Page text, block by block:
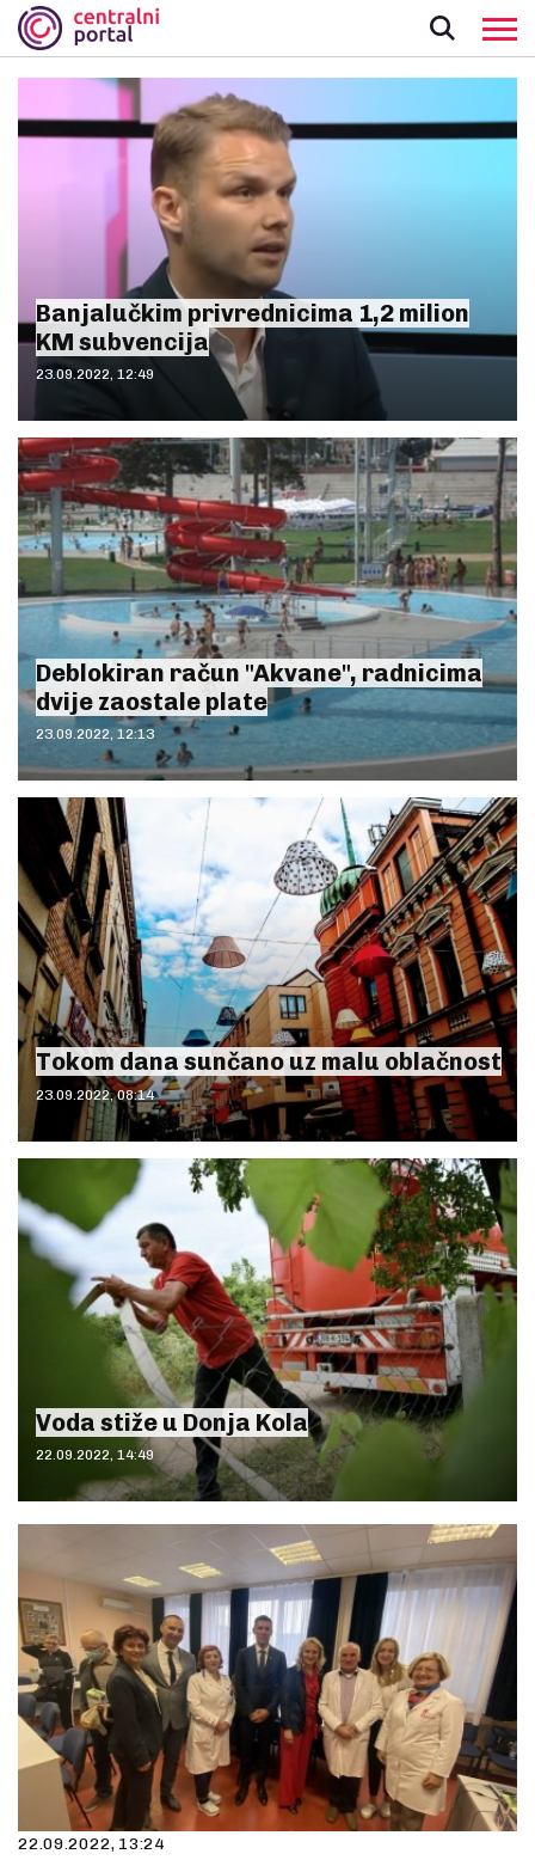
Banjalučkim privrednicima 1,2 milion
KM subvencija
23.09.2022, 12:49
Deblokiran račun "Akvane", radnicima
dvije zaostale plate
23.09.2022, 12:13
Tokom dana sunčano uz malu oblačnost
23.09.2022, 08:14
Voda stiže u Donja Kola
22.09.2022, 14:49
22.09.2022, 13:24